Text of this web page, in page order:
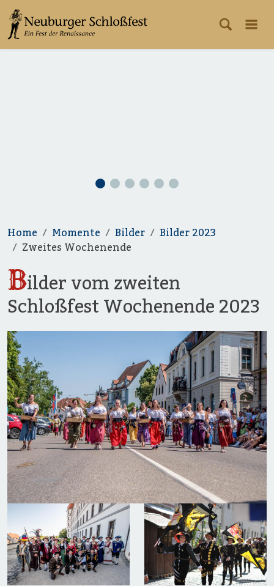
Home Momente Bilder
Bilder 2023
Zweites Wochenende
Bilder vom zweiten
Schloßfest Wochenende 2023